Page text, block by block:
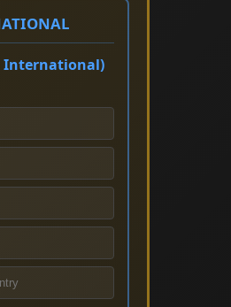
International)